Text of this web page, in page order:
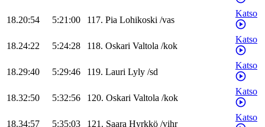
18.20:54 5:21:00 117. Pia Lohikoski /vas
Katso
18.24:22 5:24:28 118. Oskari Valtola /kok
Katso
18.29:40 5:29:46 119. Lauri Lyly /sd
Katso
18.32:50 5:32:56 120. Oskari Valtola /kok
Katso
18.34:57 5:35:03 121. Saara Hyrkkö /vihr
Katso